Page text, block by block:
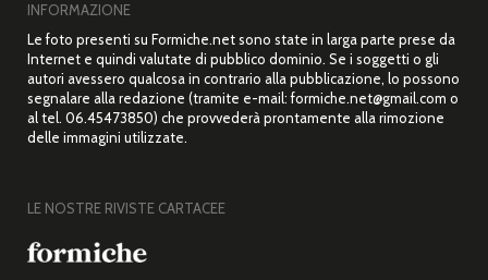
INFORMAZIONE
Le foto presenti su Formiche.net sono state in larga parte prese da
Internet e quindi valutate di pubblico dominio. Se i soggetti o gli
autori avessero qualcosa in contrario alla pubblicazione, lo possono
segnalare alla redazione (tramite e-mail: formiche.net@gmail.com o
al tel. 06.45473850) che provvederà prontamente alla rimozione
delle immagini utilizzate.
LE NOSTRE RIVISTE CARTACEE